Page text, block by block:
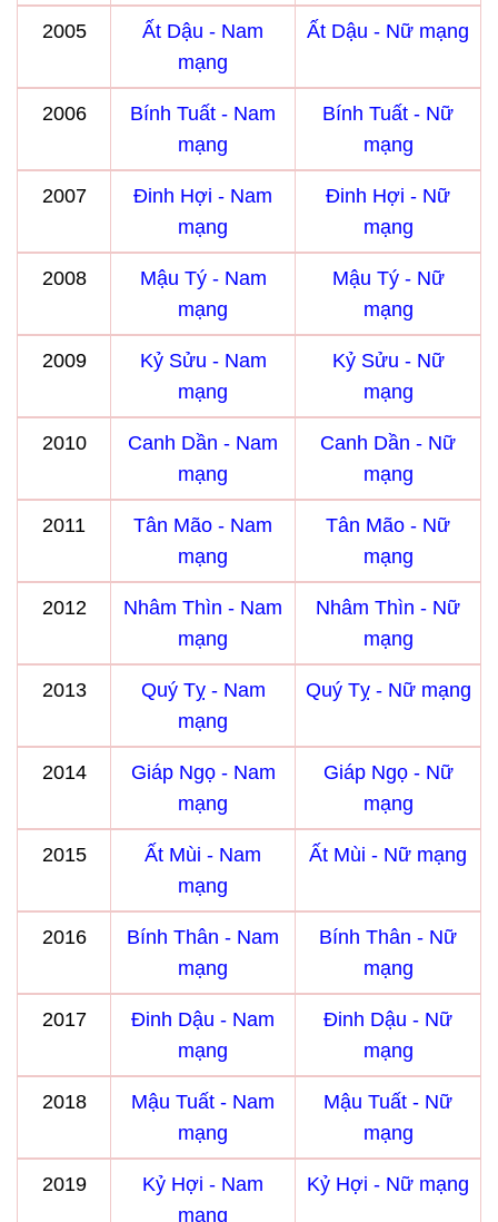
2005
Ất Dậu - Nam
mạng
Ất Dậu - Nữ mạng
2006
Bính Tuất - Nam
mạng
Bính Tuất - Nữ
mạng
2007
Đinh Hợi - Nam
mạng
Đinh Hợi - Nữ
mạng
2008
Mậu Tý - Nam
mạng
Mậu Tý - Nữ
mạng
2009
Kỷ Sửu - Nam
mạng
Kỷ Sửu - Nữ
mạng
2010
Canh Dần - Nam
mạng
Canh Dần - Nữ
mạng
2011
Tân Mão - Nam
mạng
Tân Mão - Nữ
mạng
2012
Nhâm Thìn - Nam
mạng
Nhâm Thìn - Nữ
mạng
2013
Quý Tỵ - Nam
mạng
Quý Tỵ - Nữ mạng
2014
Giáp Ngọ - Nam
mạng
Giáp Ngọ - Nữ
mạng
2015
Ất Mùi - Nam
mạng
Ất Mùi - Nữ mạng
2016
Bính Thân - Nam
mạng
Bính Thân - Nữ
mạng
2017
Đinh Dậu - Nam
mạng
Đinh Dậu - Nữ
mạng
2018
Mậu Tuất - Nam
mạng
Mậu Tuất - Nữ
mạng
2019
Kỷ Hợi - Nam
mạng
Kỷ Hợi - Nữ mạng